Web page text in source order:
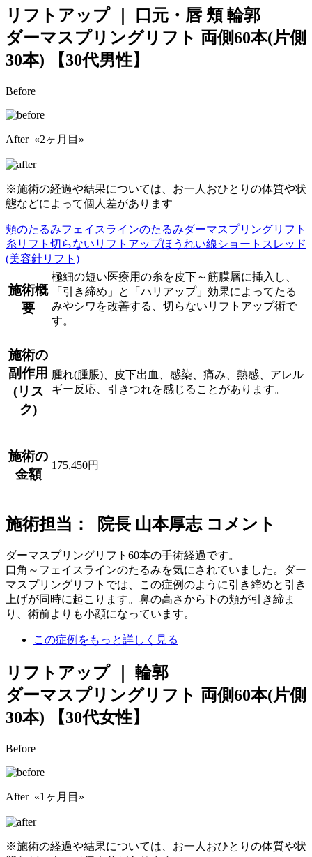
リフトアップ ｜ 口元・唇 頬 輪郭
ダーマスプリングリフト 両側60本(片側
30本)
【30代男性】
Before
After «2ヶ月目»
※施術の経過や結果については、お一人おひとりの体質や状
態などによって個人差があります
頬のたるみフェイスラインのたるみダーマスプリングリフト
糸リフト 切らないリフトアップほうれい線ショートスレッド
(美容針リフト)
施術概
要
極細の短い医療用の糸を皮下～筋膜層に挿入し、
「引き締め」と「ハリアップ」効果によってたる
みやシワを改善する、切らないリフトアップ術で
す。
施術の
副作用
(リス
ク)
腫れ(腫脹)、皮下出血、感染、痛み、熱感、アレル
ギー反応、引きつれを感じることがあります。
施術の
金額
175,450円
施術担当： 院長 山本厚志 コメント
ダーマスプリングリフト60本の手術経過です。
口角～フェイスラインのたるみを気にされていました。ダー
マスプリングリフトでは、この症例のように引き締めと引き
上げが同時に起こります。鼻の高さから下の頬が引き締ま
り、術前よりも小顔になっています。
この症例をもっと詳しく見る
リフトアップ ｜ 輪郭
ダーマスプリングリフト 両側60本(片側
30本)
【30代女性】
Before
After «1ヶ月目»
※施術の経過や結果については、お一人おひとりの体質や状